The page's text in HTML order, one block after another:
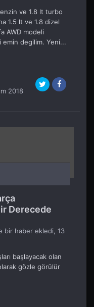
ve 1.8 lt turbo
1.5 lt ve 1.8 dizel
AWD modeli
degilim. Yeni...
2018
Derecede
bir haber ekledi, 13
başlayacak olan
gözle görülür